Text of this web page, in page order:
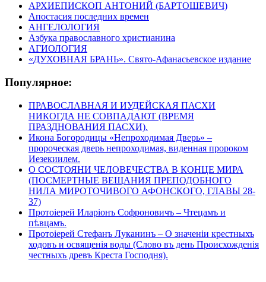
АРХИЕПИСКОП АНТОНИЙ (БАРТОШЕВИЧ)
Апостасия последних времен
АНГЕЛОЛОГИЯ
Азбука православного христианина
АГИОЛОГИЯ
«ДУХОВНАЯ БРАНЬ». Свято-Афанасьевское издание
Популярное:
ПРАВОСЛАВНАЯ И ИУДЕЙСКАЯ ПАСХИ
НИКОГДА НЕ СОВПАДАЮТ (ВРЕМЯ
ПРАЗДНОВАНИЯ ПАСХИ).
Икона Богородицы «Непроходимая Дверь» –
пророческая дверь непроходимая, виденная пророком
Иезекиилем.
О СОСТОЯНИ ЧЕЛОВЕЧЕСТВА В КОНЦЕ МИРА
(ПОСМЕРТНЫЕ ВЕЩАНИЯ ПРЕПОДОБНОГО
НИЛА МИРОТОЧИВОГО АФОНСКОГО, ГЛАВЫ 28-
37)
Протоіерей Иларіонъ Софроновичъ – Чтецамъ и
пѣвцамъ.
Протоіерей Стефанъ Луканинъ – О значеніи крестныхъ
ходовъ и освященія воды (Слово въ день Происхожденія
честныхъ древъ Креста Господня).